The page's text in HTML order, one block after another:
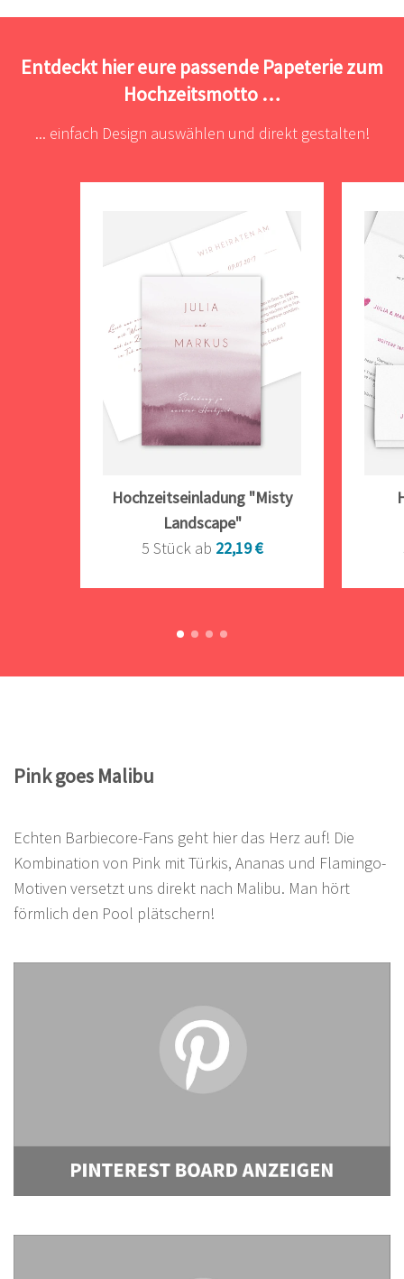
Entdeckt hier eure passende Papeterie zum
Hochzeitsmotto …
... einfach Design auswählen und direkt gestalten!
Hochzeitseinladung "Misty
Landscape"
5 Stück ab 22,19 €
Pink goes Malibu
Echten Barbiecore-Fans geht hier das Herz auf! Die
Kombination von Pink mit Türkis, Ananas und Flamingo-
Motiven versetzt uns direkt nach Malibu. Man hört
förmlich den Pool plätschern!